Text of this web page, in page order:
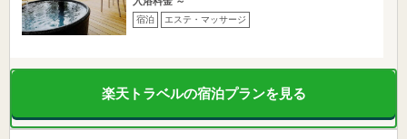
宿泊 エステ・マッサージ
楽天トラベルの宿泊プランを見る